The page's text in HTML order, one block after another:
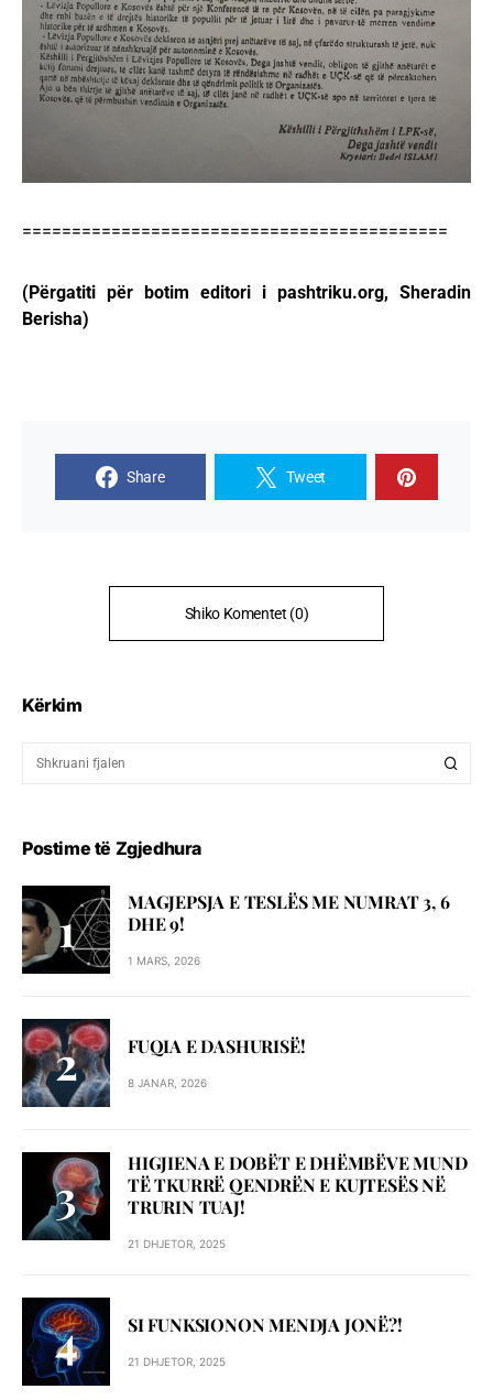
===========================================
(Përgatiti për botim editori i pashtriku.org, Sheradin
Berisha)
Share Tweet
Shiko Komentet (0)
Kërkim
Postime të Zgjedhura
MAGJEPSJA E TESLËS ME NUMRAT 3, 6
DHE 9!
1 MARS, 2026
FUQIA E DASHURISË!
8 JANAR, 2026
HIGJIENA E DOBËT E DHËMBËVE MUND
TË TKURRË QENDRËN E KUJTESËS NË
TRURIN TUAJ!
21 DHJETOR, 2025
SI FUNKSIONON MENDJA JONË?!
21 DHJETOR, 2025